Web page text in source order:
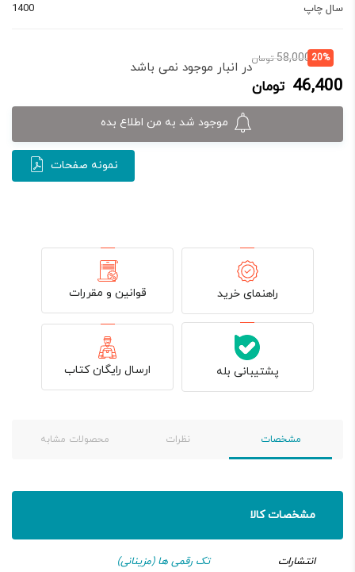
سال چاپ 1400
20%
58,000 تومانقیمت
اصلی:
46,400 تومان
قیمت
فعلی:
46,400 تومان.
در انبار موجود نمی باشد
موجود شد به من اطلاع بده
نمونه صفحات
راهنمای خرید قوانین و مقررات
پشتیبانی بله ارسال رایگان کتاب
مشخصات نظرات محصولات مشابه
مشخصات کالا
انتشارات تک رقمی ها (مزینانی)